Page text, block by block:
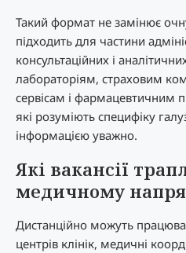
Такий формат не замінює
підходить для частини
консультаційних і
лабораторіям, страховим
сервісам і фармацевтичним
які розуміють специфіку
інформацією уважно.
Які вакансії
медичному
Дистанційно можуть
центрів клінік, медичні